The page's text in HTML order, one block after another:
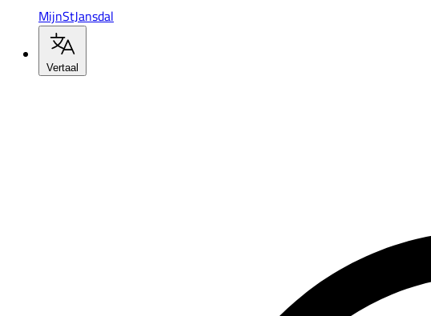
MijnStJansdal
Vertaal